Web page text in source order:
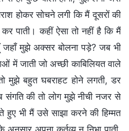
होकर सोचने लगी कि मैं दूसरों की
पाती। कहीं ऐसा तो नहीं है कि मैं
जहाँ मुझे अक्सर बोलना पड़े? जब भी
में जाती जो अच्छी काबिलियत वाले
मुझे बहुत घबराहट होने लगती, डर
संगति की तो लोग मुझे नीची नजर से
हुए भी मैं उसे साझा करने की हिम्मत